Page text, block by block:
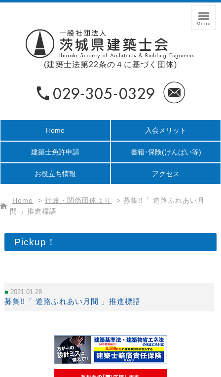
(建築士法第22条の４に基づく団体)
Home 入会メリット
建築士免許申請 書籍･保険(けんばい等)
お役立ち情報 アクセス
Home > 行政・関係団体より > 募集!!「 道路ふれあい月
間 」推進標語
Pickup！
2021.01.28
募集!!「 道路ふれあい月間 」推進標語